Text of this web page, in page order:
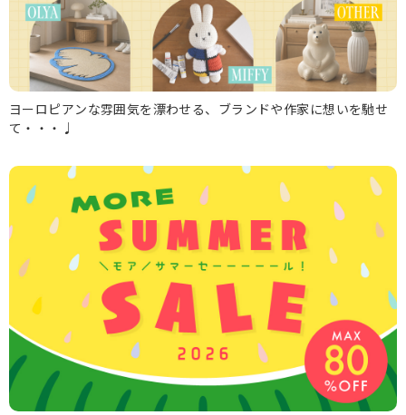
ヨーロピアンな雰囲気を漂わせる、ブランドや作家に想いを馳せ
て・・・♩